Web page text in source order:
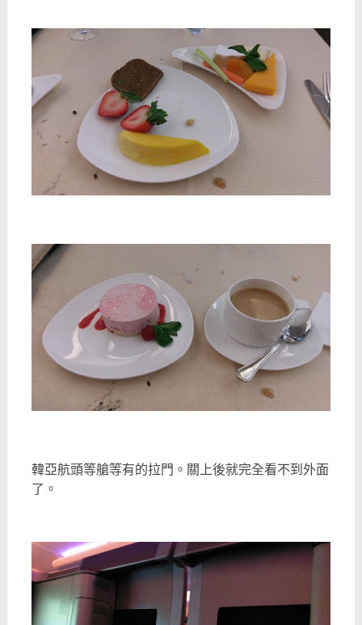
韓亞航頭等艙等有的拉門。關上後就完全看不到外面
了。